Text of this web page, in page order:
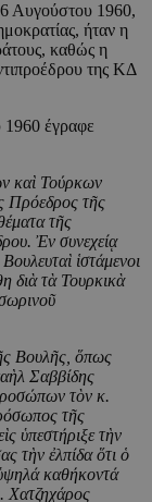
Αυγούστου 1960,
ήταν η
καθώς η
της ΚΔ
1960 έγραφε
καὶ Τούρκων
Πρόεδρος τῆς
τῆς
Ἐν συνεχείᾳ
Βουλευταὶ ἱστάμενοι
διὰτὰΤουρκικὰ
ῦ
ς Βουλῆς, ὅπως
ὴλ Σαββίδης
τὸν κ.
τῆς
ὶς ὑπεστήριξε τὴν
τὴν ἐλπίδαὅτι ὁ
ψηλά καθήκοντά
Χατζηχάρος